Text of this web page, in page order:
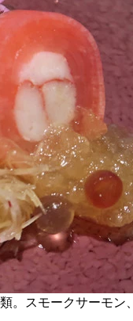
。スモークサーモン、